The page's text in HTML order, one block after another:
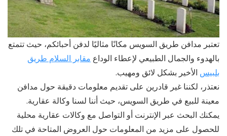
تعتبر مدافن طريق السويس مكانًا مثاليًا لدفن أحبائكم، حيث تتمتع
بالهدوء والجمال الطبيعي لإعطاء الوداع مقابر السلام طريق
بلبيس الأخير بشكل لائق ومهيب.
نعتذر، لكننا غير قادرين على تقديم معلومات دقيقة حول مدافن
معينة للبيع في طريق السويس، حيث أننا لسنا وكالة عقارية.
يمكنك البحث عبر الإنترنت أو التواصل مع وكالات عقارية محلية
للحصول على مزيد من المعلومات حول العروض المتاحة في تلك